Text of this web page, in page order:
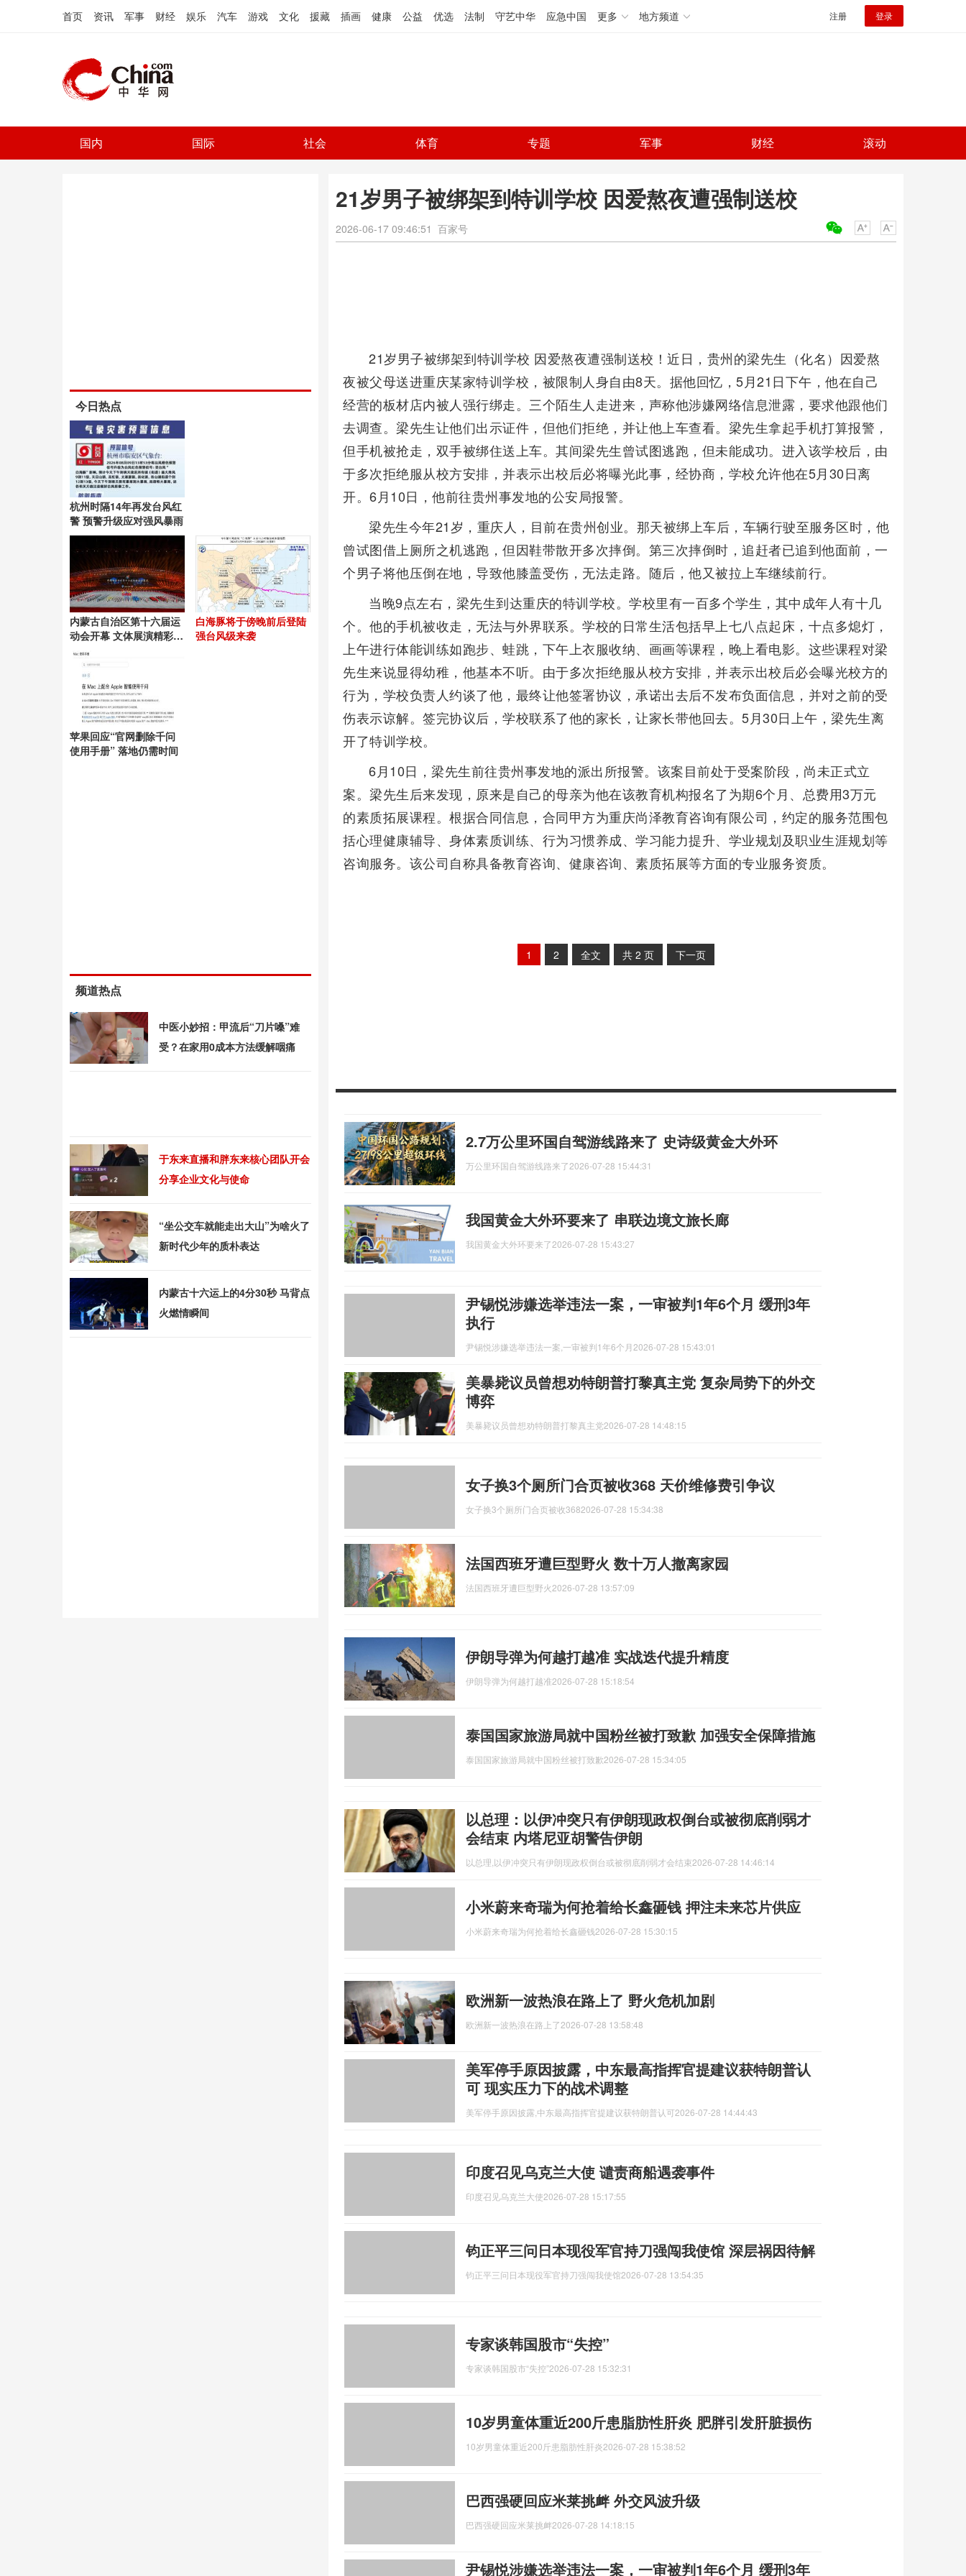
首页 资讯 军事 财经 娱乐 汽车 游戏 文化 援藏 插画 健康 公益 优选 法制 守艺中华 应急中国 更多 地方频道 注册 登录
国内 国际 社会 体育 专题 军事 财经 滚动
21岁男子被绑架到特训学校 因爱熬夜遭强制送校
2026-06-17 09:46:51 百家号
21岁男子被绑架到特训学校 因爱熬夜遭强制送校！近日，贵州的梁先生（化名）因爱熬
夜被父母送进重庆某家特训学校，被限制人身自由8天。据他回忆，5月21日下午，他在自己
经营的板材店内被人强行绑走。三个陌生人走进来，声称他涉嫌网络信息泄露，要求他跟他们
去调查。梁先生让他们出示证件，但他们拒绝，并让他上车查看。梁先生拿起手机打算报警，
但手机被抢走，双手被绑住送上车。其间梁先生曾试图逃跑，但未能成功。进入该学校后，由
于多次拒绝服从校方安排，并表示出校后必将曝光此事，经协商，学校允许他在5月30日离
开。6月10日，他前往贵州事发地的公安局报警。
梁先生今年21岁，重庆人，目前在贵州创业。那天被绑上车后，车辆行驶至服务区时，他
曾试图借上厕所之机逃跑，但因鞋带散开多次摔倒。第三次摔倒时，追赶者已追到他面前，一
个男子将他压倒在地，导致他膝盖受伤，无法走路。随后，他又被拉上车继续前行。
当晚9点左右，梁先生到达重庆的特训学校。学校里有一百多个学生，其中成年人有十几
个。他的手机被收走，无法与外界联系。学校的日常生活包括早上七八点起床，十点多熄灯，
上午进行体能训练如跑步、蛙跳，下午上衣服收纳、画画等课程，晚上看电影。这些课程对梁
先生来说显得幼稚，他基本不听。由于多次拒绝服从校方安排，并表示出校后必会曝光校方的
行为，学校负责人约谈了他，最终让他签署协议，承诺出去后不发布负面信息，并对之前的受
伤表示谅解。签完协议后，学校联系了他的家长，让家长带他回去。5月30日上午，梁先生离
开了特训学校。
6月10日，梁先生前往贵州事发地的派出所报警。该案目前处于受案阶段，尚未正式立
案。梁先生后来发现，原来是自己的母亲为他在该教育机构报名了为期6个月、总费用3万元
的素质拓展课程。根据合同信息，合同甲方为重庆尚泽教育咨询有限公司，约定的服务范围包
括心理健康辅导、身体素质训练、行为习惯养成、学习能力提升、学业规划及职业生涯规划等
咨询服务。该公司自称具备教育咨询、健康咨询、素质拓展等方面的专业服务资质。
1 2 全文 共 2 页 下一页
2.7万公里环国自驾游线路来了 史诗级黄金大外环
万公里环国自驾游线路来了2026-07-28 15:44:31
我国黄金大外环要来了 串联边境文旅长廊
我国黄金大外环要来了2026-07-28 15:43:27
尹锡悦涉嫌选举违法一案，一审被判1年6个月 缓刑3年
执行
尹锡悦涉嫌选举违法一案,一审被判1年6个月 2026-07-28 15:43:01
美暴毙议员曾想劝特朗普打黎真主党 复杂局势下的外交
博弈
美暴毙议员曾想劝特朗普打黎真主党2026-07-28 14:48:15
女子换3个厕所门合页被收368 天价维修费引争议
女子换3个厕所门合页被收3682026-07-28 15:34:38
法国西班牙遭巨型野火 数十万人撤离家园
法国西班牙遭巨型野火2026-07-28 13:57:09
伊朗导弹为何越打越准 实战迭代提升精度
伊朗导弹为何越打越准2026-07-28 15:18:54
泰国国家旅游局就中国粉丝被打致歉 加强安全保障措施
泰国国家旅游局就中国粉丝被打致歉2026-07-28 15:34:05
以总理：以伊冲突只有伊朗现政权倒台或被彻底削弱才
会结束 内塔尼亚胡警告伊朗
以总理,以伊冲突只有伊朗现政权倒台或被彻底削弱才会结束2026-07-28 14:46:14
小米蔚来奇瑞为何抢着给长鑫砸钱 押注未来芯片供应
小米蔚来奇瑞为何抢着给长鑫砸钱2026-07-28 15:30:15
欧洲新一波热浪在路上了 野火危机加剧
欧洲新一波热浪在路上了2026-07-28 13:58:48
美军停手原因披露，中东最高指挥官提建议获特朗普认
可 现实压力下的战术调整
美军停手原因披露,中东最高指挥官提建议获特朗普认可2026-07-28 14:44:43
印度召见乌克兰大使 谴责商船遇袭事件
印度召见乌克兰大使2026-07-28 15:17:55
钧正平三问日本现役军官持刀强闯我使馆 深层祸因待解
钧正平三问日本现役军官持刀强闯我使馆2026-07-28 13:54:35
专家谈韩国股市“失控”
专家谈韩国股市“失控”2026-07-28 15:32:31
10岁男童体重近200斤患脂肪性肝炎 肥胖引发肝脏损伤
10岁男童体重近200斤患脂肪性肝炎2026-07-28 15:38:52
巴西强硬回应米莱挑衅 外交风波升级
巴西强硬回应米莱挑衅2026-07-28 14:18:15
尹锡悦涉嫌选举违法一案，一审被判1年6个月 缓刑3年
今日热点
杭州时隔14年再发台风红
警 预警升级应对强风暴雨
内蒙古自治区第十六届运
动会开幕 文体展演精彩纷
呈
白海豚将于傍晚前后登陆
强台风级来袭
苹果回应“官网删除千问
使用手册” 落地仍需时间
频道热点
中医小妙招：甲流后“刀片嗓”难
受？在家用0成本方法缓解咽痛
于东来直播和胖东来核心团队开会
分享企业文化与使命
“坐公交车就能走出大山”为啥火了
新时代少年的质朴表达
内蒙古十六运上的4分30秒 马背点
火燃情瞬间